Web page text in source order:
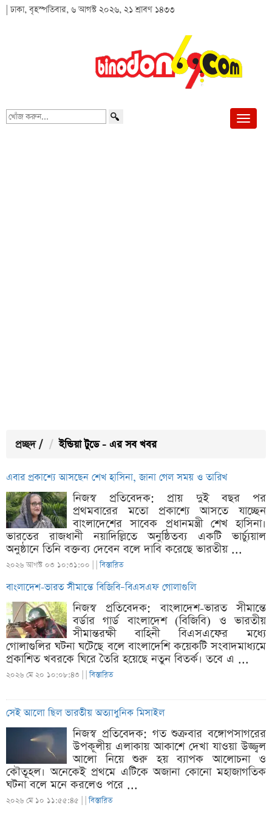
| ঢাকা, বৃহস্পতিবার, ৬ আগস্ট ২০২৬, ২১ শ্রাবণ ১৪৩৩
খোঁজ
প্রচ্ছদ / ইন্ডিয়া টুডে - এর সব খবর
এবার প্রকাশ্যে আসছেন শেখ হাসিনা, জানা গেল সময় ও তারিখ
নিজস্ব প্রতিবেদক: প্রায় দুই বছর পর
প্রথমবারের মতো প্রকাশ্যে আসতে যাচ্ছেন
বাংলাদেশের সাবেক প্রধানমন্ত্রী শেখ হাসিনা।
ভারতের রাজধানী নয়াদিল্লিতে অনুষ্ঠিতব্য একটি ভার্চ্যুয়াল
অনুষ্ঠানে তিনি বক্তব্য দেবেন বলে দাবি করেছে ভারতীয় ...
২০২৬ আগস্ট ০৩ ১০:৩১:০০ | |বিস্তারিত
বাংলাদেশ-ভারত সীমান্তে বিজিবি–বিএসএফ গোলাগুলি
নিজস্ব প্রতিবেদক: বাংলাদেশ-ভারত সীমান্তে
বর্ডার গার্ড বাংলাদেশ (বিজিবি) ও ভারতীয়
সীমান্তরক্ষী বাহিনী বিএসএফের মধ্যে
গোলাগুলির ঘটনা ঘটেছে বলে বাংলাদেশি কয়েকটি সংবাদমাধ্যমে
প্রকাশিত খবরকে ঘিরে তৈরি হয়েছে নতুন বিতর্ক। তবে এ ...
২০২৬ মে ২০ ১০:০৮:৪৩ | |বিস্তারিত
সেই আলো ছিল ভারতীয় অত্যাধুনিক মিসাইল
নিজস্ব প্রতিবেদক: গত শুক্রবার বঙ্গোপসাগরের
উপকূলীয় এলাকায় আকাশে দেখা যাওয়া উজ্জ্বল
আলো নিয়ে শুরু হয় ব্যাপক আলোচনা ও
কৌতূহল। অনেকেই প্রথমে এটিকে অজানা কোনো মহাজাগতিক
ঘটনা বলে মনে করলেও পরে ...
২০২৬ মে ১০ ১১:৫৫:৪৫ | |বিস্তারিত